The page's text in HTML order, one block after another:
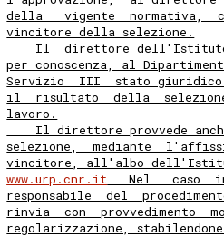
della   vigente  normativa,
vincitore della selezione.
Il  direttore
per conoscenza, al
Servizio  III  stato giuridico
il  risultato  della
lavoro.
Il direttore provvede
selezione,  mediante
vincitore, all'albo
www.urp.cnr.it
Nel   caso
responsabile  del
rinvia  con  provvedimento
regolarizzazione,